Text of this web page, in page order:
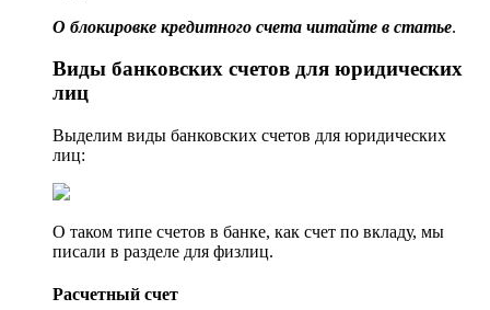
О блокировке кредитного счета читайте в статье.
Виды банковских счетов для юридических
лиц
Выделим виды банковских счетов для юридических
лиц:
О таком типе счетов в банке, как счет по вкладу, мы
писали в разделе для физлиц.
Расчетный счет